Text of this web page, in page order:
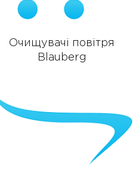
Очищувачі повітря
Blauberg